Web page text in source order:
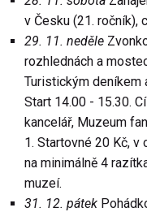
v Česku (21. ročník),
29. 11. neděle
rozhlednách a
Turistickým deníkem
Start 14.00 - 15.30.
kancelář, Muzeum
1. Startovné 20 Kč,
na minimálně 4
muzeí.
31. 12. pátek